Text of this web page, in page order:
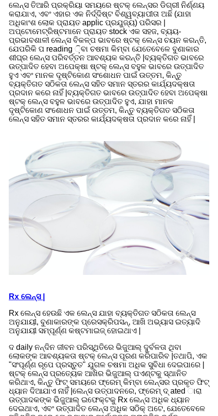
ଲେନ୍ସ ତିଆରି ପ୍ରକ୍ରିୟା ସମୟରେ ଷ୍ଟକ୍ ଲେନ୍ସର ଡିଗ୍ରୀ ନିର୍ଣ୍ଣୟ
କରାଯାଏ, ଏବଂ ଏହାର ଏକ ନିର୍ଦ୍ଦିଷ୍ଟ ବିଶ୍ୱବ୍ୟାପୀତା ଅଛି (ଯାହା
ଅଧିକାଂଶ ଲୋକ ପ୍ରାୟତ applic ପ୍ରଯୁଜ୍ୟ) ପରିସର |
ଅପ୍ଟୋମେଟ୍ରିଷ୍ଟମାନେ ପ୍ରାୟତ stock ଏକ ସହଜ, ବ୍ୟୟ-
ପ୍ରଭାବଶାଳୀ ଲେନ୍ସ ବିକଳ୍ପ ଭାବରେ ଷ୍ଟକ୍ ଲେନ୍ସ ଚୟନ କରନ୍ତି,
ଯେପରିକି ପ reading ଼ିବା ଚଷମା କିମ୍ବା ଯେତେବେଳେ ବୁଣାକାର
ଶୀଘ୍ର ଲେନ୍ସ ପରିବର୍ତ୍ତନ ଆବଶ୍ୟକ କରନ୍ତି |ବ୍ୟକ୍ତିଗତ ଭାବରେ
ଉତ୍ପାଦିତ ହେବା ଅପେକ୍ଷା ଷ୍ଟକ୍ ଲେନ୍ସ ବହୁଳ ଭାବରେ ଉତ୍ପାଦିତ
ହୁଏ ଏବଂ ମାନକ ଦୃଷ୍ଟିକୋଣ ସଂଶୋଧନ ପାଇଁ ଉତ୍ତମ, କିନ୍ତୁ
ବ୍ୟକ୍ତିଗତ ସଠିକତା ଲେନ୍ସ ସହିତ ସମାନ ସ୍ତରର କାର୍ଯ୍ୟଦକ୍ଷତା
ପ୍ରଦାନ କରେ ନାହିଁ |ବ୍ୟକ୍ତିଗତ ଭାବରେ ଉତ୍ପାଦିତ ହେବା ଅପେକ୍ଷା
ଷ୍ଟକ୍ ଲେନ୍ସ ବହୁଳ ଭାବରେ ଉତ୍ପାଦିତ ହୁଏ, ଯାହା ମାନକ
ଦୃଷ୍ଟିକୋଣ ସଂଶୋଧନ ପାଇଁ ଉତ୍ତମ, କିନ୍ତୁ ବ୍ୟକ୍ତିଗତ ସଠିକତା
ଲେନ୍ସ ସହିତ ସମାନ ସ୍ତରର କାର୍ଯ୍ୟଦକ୍ଷତା ପ୍ରଦାନ କରେ ନାହିଁ |
Rx ଲେନ୍ସ |
Rx ଲେନ୍ସ ହେଉଛି ଏକ ଲେନ୍ସ ଯାହା ବ୍ୟକ୍ତିଗତ ସଠିକତା ଲେନ୍ସ
ଅନୁଯାୟୀ, ବୁଣାକାରଙ୍କ ପ୍ରେସକ୍ରିପସନ୍, ଆଖି ଅଭ୍ୟାସ ଇତ୍ୟାଦି
ଅନୁଯାୟୀ ସମ୍ପୂର୍ଣ୍ଣ କଷ୍ଟମାଇଜ୍ ହୋଇଥାଏ |
ଦ daily ନନ୍ଦିନ ଜୀବନ ପରିସ୍ଥିତିରେ ଭିଜୁଆଲ୍ ଦୁର୍ବଳତା ଥିବା
ଲୋକଙ୍କ ଆବଶ୍ୟକତା ଷ୍ଟକ୍ ଲେନ୍ସ ପୂରଣ କରିପାରିବ |ତଥାପି, ଏକ
"ସଂପୂର୍ଣ୍ଣ ରୂପେ ପ୍ରସ୍ତୁତ" ଯୁଗଳ ଚଷମା ଅଧିକ ସୁବିଧା ଦେଇପାରେ |
ଷ୍ଟକ୍ ଲେନ୍ସ ପ୍ରତ୍ୟେକ ଆଖିର ଭିଜୁଆଲ୍ ପଏଣ୍ଟକୁ ସ୍ଥାନିତ
କରିଥାଏ, କିନ୍ତୁ ଫିଟ୍ ସମୟରେ ଫ୍ରେମ୍ କିମ୍ବା ଲେନ୍ସର ପ୍ରକୃତ ଫିଟ୍
ଧ୍ୟାନ ଦିଆଯାଏ ନାହିଁ |ଲେନ୍ସ ଉତ୍ପାଦନରେ, ଫ୍ରେମ୍ ଦ୍ ated ାରା
ଉତ୍ପାଦକଙ୍କ ଭିଜୁଆଲ୍ ଇଫେକ୍ଟକୁ Rx ଲେନ୍ସ ଅଧିକ ଧ୍ୟାନ
ଦେଇଥାଏ, ଏବଂ ଉତ୍ପାଦିତ ଲେନ୍ସ ଅଧିକ ସଠିକ୍ ଅଟେ, ଯେତେବେଳେ